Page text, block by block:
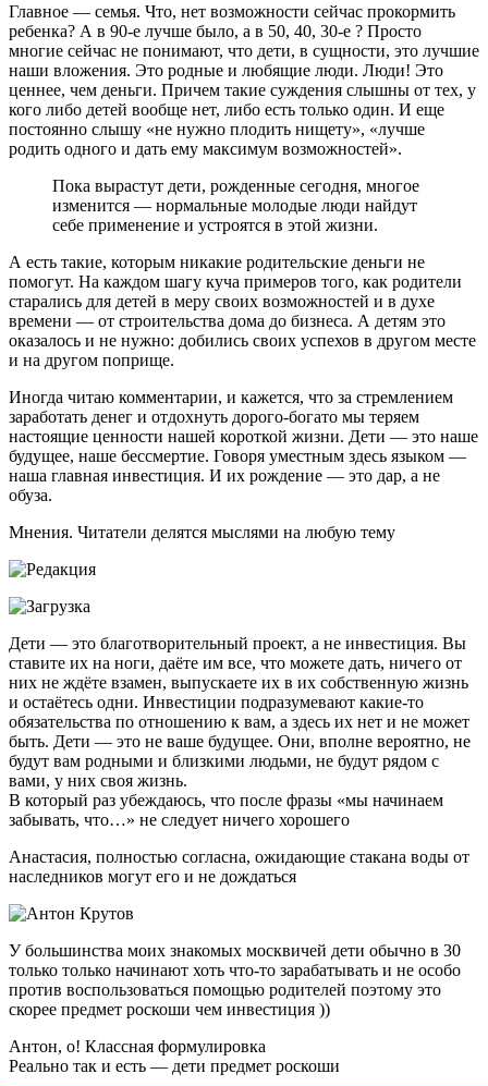
Главное — семья. Что, нет возможности сейчас прокормить
ребенка? А в 90-е лучше было, а в 50, 40, 30-е ? Просто
многие сейчас не понимают, что дети, в сущности, это лучшие
наши вложения. Это родные и любящие люди. Люди! Это
ценнее, чем деньги. Причем такие суждения слышны от тех, у
кого либо детей вообще нет, либо есть только один. И еще
постоянно слышу «не нужно плодить нищету», «лучше
родить одного и дать ему максимум возможностей».
Пока вырастут дети, рожденные сегодня, многое
изменится — нормальные молодые люди найдут
себе применение и устроятся в этой жизни.
А есть такие, которым никакие родительские деньги не
помогут. На каждом шагу куча примеров того, как родители
старались для детей в меру своих возможностей и в духе
времени — от строительства дома до бизнеса. А детям это
оказалось и не нужно: добились своих успехов в другом месте
и на другом поприще.
Иногда читаю комментарии, и кажется, что за стремлением
заработать денег и отдохнуть дорого-богато мы теряем
настоящие ценности нашей короткой жизни. Дети — это наше
будущее, наше бессмертие. Говоря уместным здесь языком —
наша главная инвестиция. И их рождение — это дар, а не
обуза.
Мнения. Читатели делятся мыслями на любую тему
Дети — это благотворительный проект, а не инвестиция. Вы
ставите их на ноги, даёте им все, что можете дать, ничего от
них не ждёте взамен, выпускаете их в их собственную жизнь
и остаётесь одни. Инвестиции подразумевают какие-то
обязательства по отношению к вам, а здесь их нет и не может
быть. Дети — это не ваше будущее. Они, вполне вероятно, не
будут вам родными и близкими людьми, не будут рядом с
вами, у них своя жизнь.
В который раз убеждаюсь, что после фразы «мы начинаем
забывать, что…» не следует ничего хорошего
Анастасия, полностью согласна, ожидающие стакана воды от
наследников могут его и не дождаться
У большинства моих знакомых москвичей дети обычно в 30
только только начинают хоть что-то зарабатывать и не особо
против воспользоваться помощью родителей поэтому это
скорее предмет роскоши чем инвестиция ))
Антон, о! Классная формулировка
Реально так и есть — дети предмет роскоши